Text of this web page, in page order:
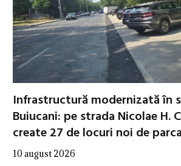
Infrastructură modernizată în
Buiucani: pe strada Nicolae H.
create 27 de locuri noi de
10 august 2026